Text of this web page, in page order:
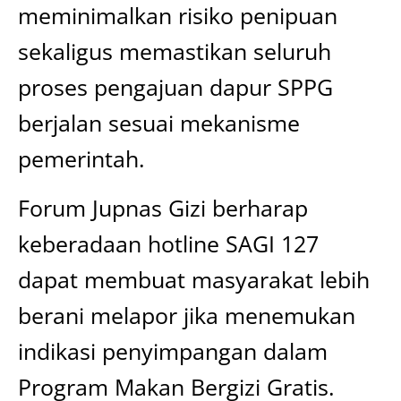
meminimalkan risiko penipuan
sekaligus memastikan seluruh
proses pengajuan dapur SPPG
berjalan sesuai mekanisme
pemerintah.
Forum Jupnas Gizi berharap
keberadaan hotline SAGI 127
dapat membuat masyarakat lebih
berani melapor jika menemukan
indikasi penyimpangan dalam
Program Makan Bergizi Gratis.